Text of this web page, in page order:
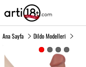
Ana Sayfa Dildo Modelleri